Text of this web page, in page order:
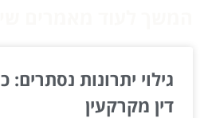
גילוי יתרונות נסתרים:
דין מקרקעין